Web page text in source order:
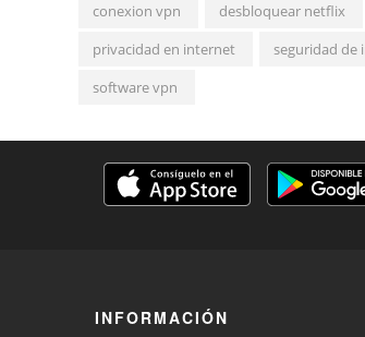
conexion vpn desbloquear netflix
privacidad en internet
seguridad de
software vpn
INFORMACIÓN